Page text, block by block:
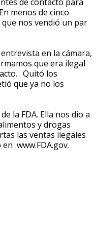
menos de cinco
nos vendió un par
en la cámara,
que era ilegal
. Quitó los
que ya no los
la FDA. Ella nos dio a
y drogas
las ventas ilegales
www.FDA.gov.